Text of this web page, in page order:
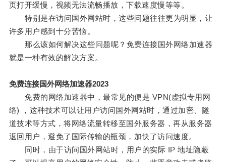
页打开缓慢，视频无法流畅播放，下载速度慢等等。
特别是在访问国外网站时，这些问题往往更为明显，让
许多用户感到十分苦恼。
那么该如何解决这些问题呢？免费连接国外网络加速器
就是一种有效的解决方案。
免费连接国外网络加速器2023
免费的网络加速器中，最常见的便是 VPN(虚拟专用网
络) ，这种技术可以让用户访问国外网站时，通过加密、隧
道技术等方式，将网络流量转移至国外服务器，再从服务器
返回用户，避免了国际传输的瓶颈，加快了访问速度。
同时，由于访问国外网站时，用户的实际 IP 地址隐蔽